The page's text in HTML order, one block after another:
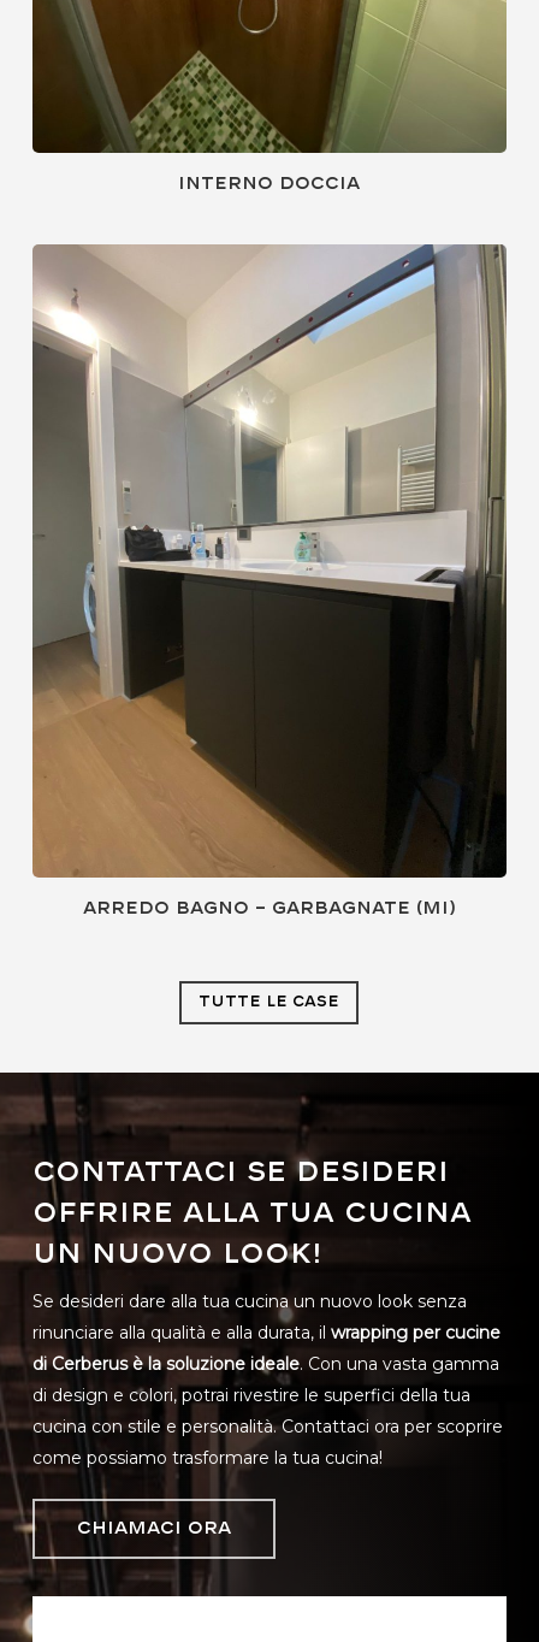
Interno doccia
Arredo bagno – Garbagnate (MI)
TUTTE LE CASE
Contattaci se desideri
offrire alla tua cucina
un nuovo look!
Se desideri dare alla tua cucina un nuovo look senza
rinunciare alla qualità e alla durata, ilwrapping per cucine
di Cerberus è la soluzione ideale. Con una vasta gamma
di design e colori, potrai rivestire le superfici della tua
cucina con stile e personalità. Contattaci ora per scoprire
come possiamo trasformare la tua cucina!
CHIAMACI ORA